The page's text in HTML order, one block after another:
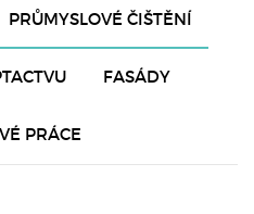
PRŮMYSLOVÉ ČIŠTĚNÍ
FASÁDY
PRÁCE